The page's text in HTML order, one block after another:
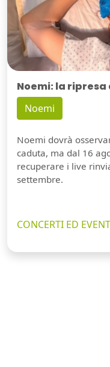
Noemi: la
Noemi
Noemi dovrà
caduta, ma dal 16
recuperare i live
settembre.
CONCERTI ED